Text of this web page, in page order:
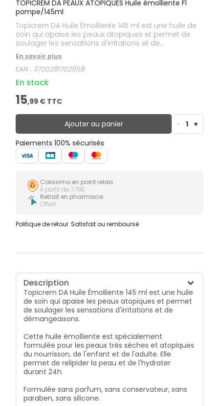
TOPICREM DA PEAUX ATOPIQUES Huile émolliente Fl
pompe/145ml
Topicrem DA Huile Émolliente 145 ml est une huile de
soin qui apaise les peaux atopiques et permet de
soulager les sensations d'irritations et de
démangeaisons. Cette huile émolliente est
spécialement formulée pour les peaux très sèches et
atopiques du nourrisson, de l'enfant et de l'adulte.
Elle permet de relipider la peau et de l'hydrater
durant 24h. Formulée sans parfum, sans
conservateur, sans paraben, sans silicone.
Hypoallergénique. Testée sous contrôle
dermatologique et pédiatrique.
En savoir plus
EAN :3700281702958
En stock
15,99 € TTC
Ajouter au panier - 1 +
Paiements 100% sécurisés
Colissimo en point relais
À partir de 7,76€
Retrait en pharmacie
Offert
Politique de retour Satisfait ou remboursé
Description
Topicrem DA Huile Émolliente 145 ml est une huile
de soin qui apaise les peaux atopiques et permet
de soulager les sensations d'irritations et de
démangeaisons.
Cette huile émolliente est spécialement
formulée pour les peaux très sèches et atopiques
du nourrisson, de l'enfant et de l'adulte. Elle
permet de relipider la peau et de l'hydrater
durant 24h.
Formulée sans parfum, sans conservateur, sans
paraben, sans silicone.